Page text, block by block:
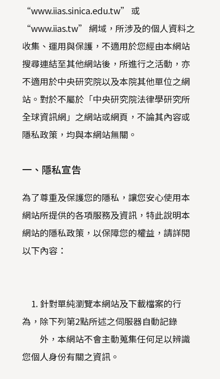
“www.iias.sinica.edu.tw” 或
“www.iias.tw” 網域，所涉及的個人資料之
收集、運用與保護，不適用於您經由本網站
搜尋連結至其他網站後，所進行之活動，亦
不適用於中央研究院以及本院其他單位之網
站。對於不屬於「中央研究院法律學研究所
全球資訊網」之網站或網頁，不論其內容或
隱私政策，均與本網站無關。
一、隱私宣告
為了尊重及保護您的隱私，讓您安心使用本
網站所提供的各項服務及資訊，特此說明本
網站的隱私政策，以保障您的權益，請詳閱
以下內容：
1. 針對單純瀏覽本網站及下載檔案的行
為，除下列第2點所述之伺服器自動記錄
外，本網站不會主動蒐集任何足以辨識
您個人身份有關之資訊。